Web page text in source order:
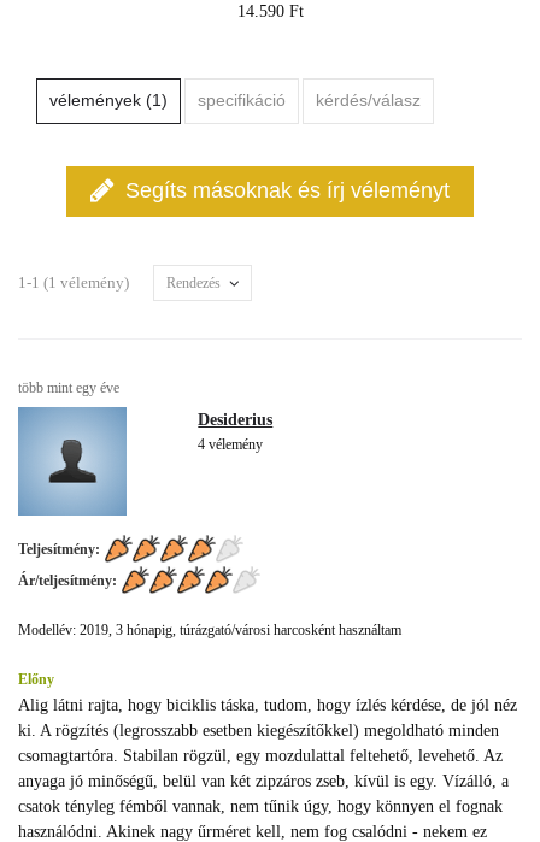
14.590 Ft
vélemények (1) specifikáció kérdés/válasz
Segíts másoknak és írj véleményt
1-1 (1 vélemény) Rendezés
több mint egy éve
Desiderius
4 vélemény
Teljesítmény:
Ár/teljesítmény:
Modellév: 2019, 3 hónapig, túrázgató/városi harcosként használtam
Előny
Alig látni rajta, hogy biciklis táska, tudom, hogy ízlés kérdése, de jól néz
ki. A rögzítés (legrosszabb esetben kiegészítőkkel) megoldható minden
csomagtartóra. Stabilan rögzül, egy mozdulattal feltehető, levehető. Az
anyaga jó minőségű, belül van két zipzáros zseb, kívül is egy. Vízálló, a
csatok tényleg fémből vannak, nem tűnik úgy, hogy könnyen el fognak
használódni. Akinek nagy űrméret kell, nem fog csalódni - nekem ez